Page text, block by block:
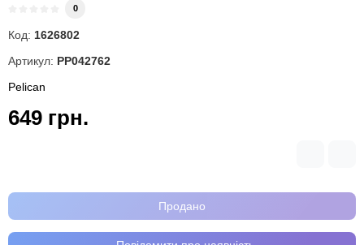
0
Код: 1626802
Артикул: PP042762
Pelican
649 грн.
Продано